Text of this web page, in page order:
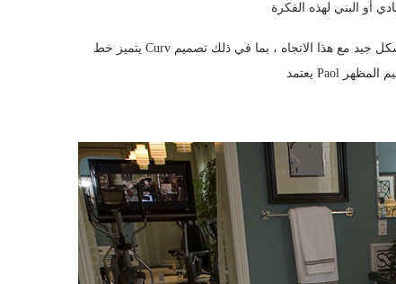
يتميز خط Curv الخاص بنا بالعديد من الأنماط التي من شأنها أن تعمل بشكل جيد مع هذا الاتجاه ، بما في ذلك تصميم Paol الموضح أدناه.